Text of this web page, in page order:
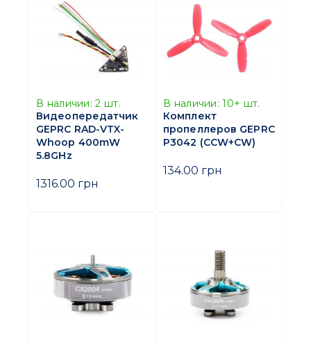
В наличии: 2 шт.
Видеопередатчик
GEPRC RAD-VTX-
Whoop 400mW
5.8GHz
1316.00 грн
В наличии: 10+ шт.
Комплект
пропеллеров GEPRC
P3042 (CCW+CW)
134.00 грн